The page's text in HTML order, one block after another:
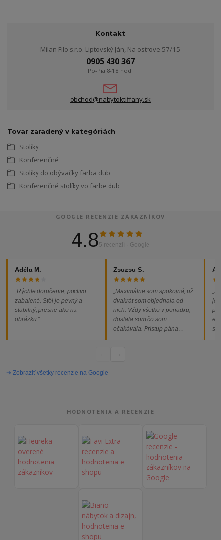
Kontakt
Milan Filo s.r.o. Liptovský Ján, Na ostrove 57/15
0905 430 367
Po-Pia 8-18 hod.
obchod@nabytoktiffany.sk
Tovar zaradený v kategóriách
Stolíky
Konferenčné
Stolíky do obývačky farba dub
Konferenčné stolíky vo farbe dub
GOOGLE RECENZIE ZÁKAZNÍKOV
4.85 recenzií · Google
Adéla M.
„Rýchle doručenie, poctivo
zabalené. Stôl je pevný a
stabilný, presne ako na
obrázku.“
Zsuzsu S.
„Maximálne som spokojná, už
dvakrát som objednala od
nich. Vždy všetko v poriadku,
dostala som čo som
očakávala. Prístup pána
problémov. Vrele odporúčam!“
→
➔ Zobraziť všetky recenzie na Google
HODNOTENIA A RECENZIE